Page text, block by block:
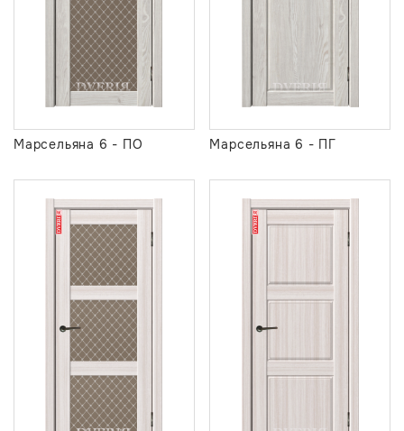
Марсельяна 6 - ПО Марсельяна 6 - ПГ